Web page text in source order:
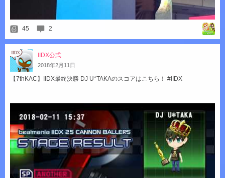
45 2
IIDX公式
2018年2月 11 日
【7thKAC】IIDX最終決勝 DJ U*TAKAのスコアはこちら！ #IIDX